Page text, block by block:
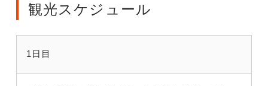
観光スケジュール
1日目